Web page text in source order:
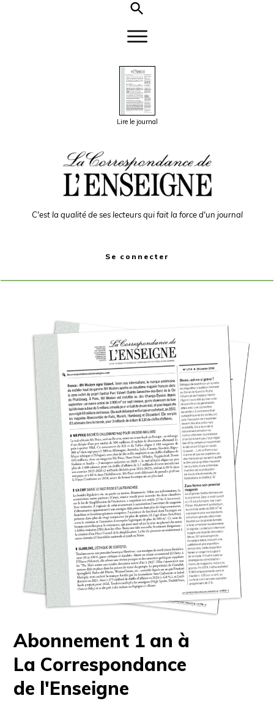
Lire le journal
C'est la qualité de ses lecteurs qui fait la force d'un journal
Se connecter
Abonnement 1 an à
La Correspondance
de l'Enseigne